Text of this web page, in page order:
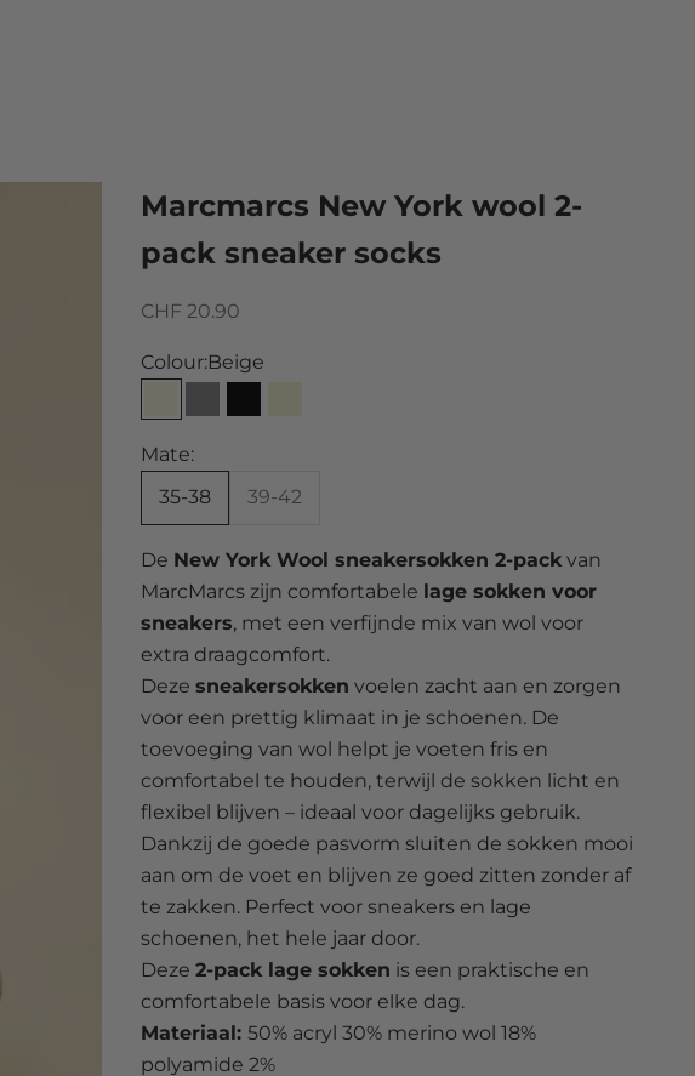
Marcmarcs New York wool 2-
pack sneaker socks
Sale price
CHF 20.90
Colour:Beige
BeigeGreyBlack
Mate:
35-38
39-42
De New York Wool sneakersokken 2-pack van
MarcMarcs zijn comfortabele lage sokken voor
sneakers, met een verfijnde mix van wol voor
extra draagcomfort.
Dezesneakersokken voelen zacht aan en zorgen
voor een prettig klimaat in je schoenen. De
toevoeging van wol helpt je voeten fris en
comfortabel te houden, terwijl de sokken licht en
flexibel blijven – ideaal voor dagelijks gebruik.
Dankzij de goede pasvorm sluiten de sokken mooi
aan om de voet en blijven ze goed zitten zonder af
te zakken. Perfect voor sneakers en lage
schoenen, het hele jaar door.
Deze2-pack lage sokken is een praktische en
comfortabele basis voor elke dag.
Materiaal:50% acryl 30% merino wol 18%
polyamide 2%